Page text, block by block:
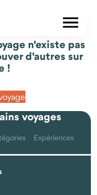
n'existe pas
d'autres sur
!
voyages
Expériences